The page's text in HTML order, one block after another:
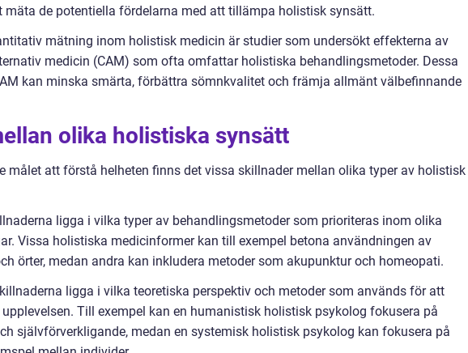
mäta de potentiella fördelarna med att tillämpa holistisk synsätt.
mätning inom holistisk medicin är studier som undersökt effekterna av
medicin (CAM) som ofta omfattar holistiska behandlingsmetoder. Dessa
kan minska smärta, förbättra sömnkvalitet och främja allmänt välbefinnande
olika holistiska synsätt
målet att förstå helheten finns det vissa skillnader mellan olika typer av holistisk
ligga i vilka typer av behandlingsmetoder som prioriteras inom olika
Vissa holistiska medicinformer kan till exempel betona användningen av
örter, medan andra kan inkludera metoder som akupunktur och homeopati.
ligga i vilka teoretiska perspektiv och metoder som används för att
Till exempel kan en humanistisk holistisk psykolog fokusera på
självförverkligande, medan en systemisk holistisk psykolog kan fokusera på